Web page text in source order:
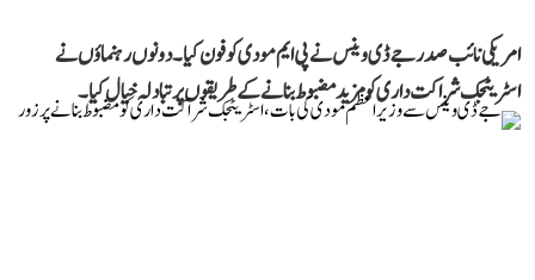
امریکی نائب صدر جے ڈی وینس نے پی ایم مودی کو فون کیا۔ دونوں رہنماؤں نے
اسٹریٹجک شراکت داری کو مزید مضبوط بنانے کے طریقوں پر تبادلہ خیال کیا۔